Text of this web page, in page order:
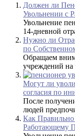
Должен ли
Увольнении с
Увольнение
14-дневной
Нужно ли
по
Обращаем
учреждений на
Могут ли
согласия по
После
людей
Как Правильно
Работающему